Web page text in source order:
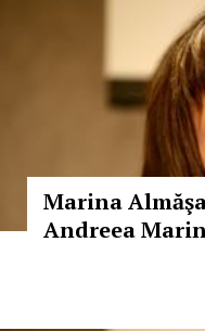
Marina
Andreea